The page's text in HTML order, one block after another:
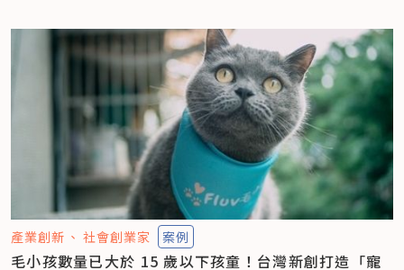
產業創新 社會創業家 案例
毛小孩數量已大於 15 歲以下孩童！台灣新創打造「寵